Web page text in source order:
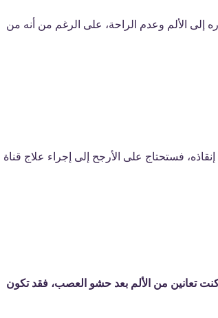
إلى الألم وعدم الراحة، على الرغم من أنه من
فستحتاج على الأرجح إلى إجراء علاج قناة
تعانين من الألم بعد حشو العصب، فقد تكون